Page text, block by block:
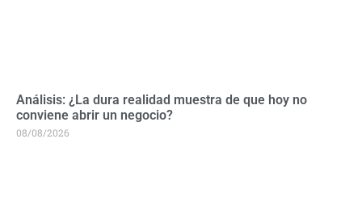
Análisis: ¿La dura realidad muestra de que hoy no
conviene abrir un negocio?
08/08/2026